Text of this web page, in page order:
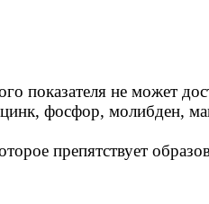
показателя не может
фосфор, молибден,
препятствует